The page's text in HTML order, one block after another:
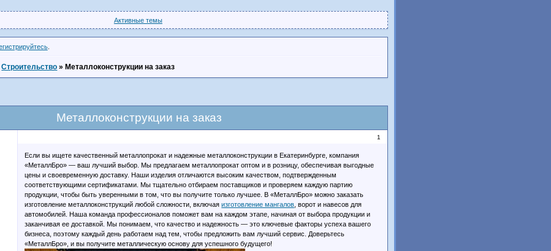
Активные темы
.
Строительство » Металлоконструкции на заказ
Металлоконструкции на заказ
1
Если вы ищете качественный металлопрокат и надежные металлоконструкции в Екатеринбурге, компания
«МеталлБро» — ваш лучший выбор. Мы предлагаем металлопрокат оптом и в розницу, обеспечивая выгодные
цены и своевременную доставку. Наши изделия отличаются высоким качеством, подтвержденным
соответствующими сертификатами. Мы тщательно отбираем поставщиков и проверяем каждую партию
продукции, чтобы быть уверенными в том, что вы получите только лучшее. В «МеталлБро» можно заказать
изготовление металлоконструкций любой сложности, включаяизготовление мангалов , ворот и навесов для
автомобилей. Наша команда профессионалов поможет вам на каждом этапе, начиная от выбора продукции и
заканчивая ее доставкой. Мы понимаем, что качество и надежность — это ключевые факторы успеха вашего
бизнеса, поэтому каждый день работаем над тем, чтобы предложить вам лучший сервис. Доверьтесь
«МеталлБро», и вы получите металлическую основу для успешного будущего!